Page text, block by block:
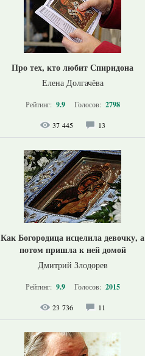
Про тех, кто любит Спиридона
Елена Долгачёва
Рейтинг: 9.9 Голосов: 2798
37 445 13
Как Богородица исцелила девочку, а
потом пришла к ней домой
Дмитрий Злодорев
Рейтинг: 9.9 Голосов: 2015
23 736 11